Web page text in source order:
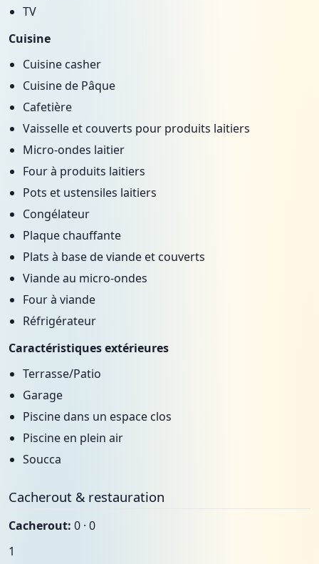
TV
Cuisine
Cuisine casher
Cuisine de Pâque
Cafetière
Vaisselle et couverts pour produits laitiers
Micro-ondes laitier
Four à produits laitiers
Pots et ustensiles laitiers
Congélateur
Plaque chauffante
Plats à base de viande et couverts
Viande au micro-ondes
Four à viande
Réfrigérateur
Caractéristiques extérieures
Terrasse/Patio
Garage
Piscine dans un espace clos
Piscine en plein air
Soucca
Cacherout & restauration
Cacherout: 0 · 0
1